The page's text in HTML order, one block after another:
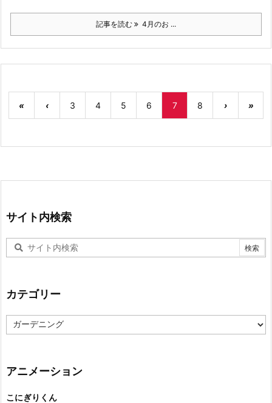
記事を読む 4月のお ...
« ‹ 3 4 5 6 7 8 › »
サイト内検索
カテゴリー
テ
ー
アニメーション
こにぎりくん